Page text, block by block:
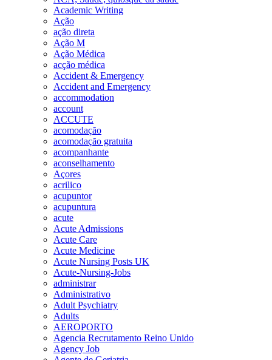
Academic Writing
Ação
ação direta
Ação M
Ação Médica
acção médica
Accident & Emergency
Accident and Emergency
accommodation
account
ACCUTE
acomodação
acomodação gratuita
acompanhante
aconselhamento
Açores
acrilico
acupuntor
acupuntura
acute
Acute Admissions
Acute Care
Acute Medicine
Acute Nursing Posts UK
Acute-Nursing-Jobs
administrar
Administrativo
Adult Psychiatry
Adults
AEROPORTO
Agencia Recrutamento Reino Unido
Agency Job